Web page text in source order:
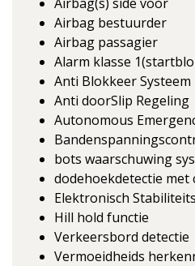
Airbag bestuurder
Airbag passagier
Alarm klasse
Anti Blokkeer Systeem
Anti doorSlip Regeling
Autonomous
bots waarschuwing
dodehoekdetectie met
Elektronisch
Hill hold functie
Verkeersbord detectie
Vermoeidheids